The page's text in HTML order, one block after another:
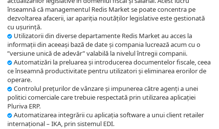
înseamnă că managementul Redis Market se poate concentra pe
dezvoltarea afacerii, iar apariția noutăților legislative este gestionată
cu ușurință.
Utilizatorii din diverse departamente Redis Market au acces la
informații din aceeași bază de date și compania lucrează acum cu o
”versiune unică de adevăr” valabilă la nivelul întregii companii.
Automatizări la preluarea și introducerea documentelor fiscale, ceea
ce înseamnă productivitate pentru utilizatori și eliminarea erorilor de
operare.
Controlul prețurilor de vânzare și impunerea către agenți a unei
politici comerciale care trebuie respectată prin utilizarea aplicației
Pluriva ERP.
Automatizarea integrării cu aplicația software a unui client retailer
internațional – IKA, prin sistemul EDI.